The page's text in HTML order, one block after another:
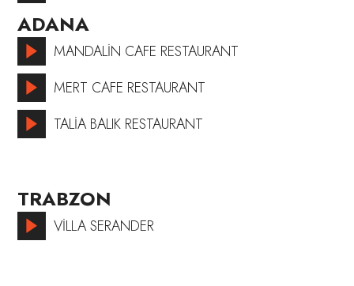
ADANA
MANDALİN CAFE RESTAURANT
MERT CAFE RESTAURANT
TALİA BALIK RESTAURANT
TRABZON
VİLLA SERANDER